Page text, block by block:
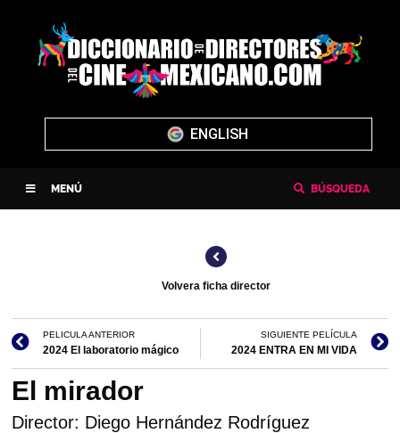
ENGLISH
MENÚ BÚSQUEDA
Volvera ficha director
PELICULA ANTERIOR
2024 El laboratorio mágico
SIGUIENTE PELÍCULA
2024 ENTRA EN MI VIDA
El mirador
Director: Diego Hernández Rodríguez